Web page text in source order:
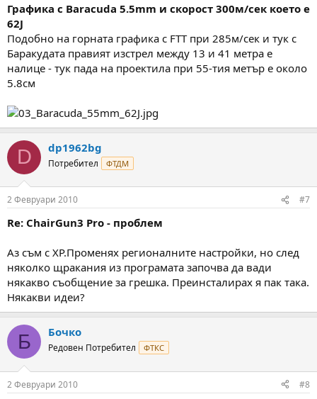
Графика с Baracuda 5.5mm и скорост 300м/сек което е
62J
Подобно на горната графика с FTT при 285м/сек и тук с
Баракудата правият изстрел между 13 и 41 метра е
налице - тук пада на проектила при 55-тия метър е около
5.8см
D dp1962bg
Потребител ФТДМ
2 Февруари 2010 #7
Re: ChairGun3 Pro - проблем
Аз съм с XP.Променях регионалните настройки, но след
няколко щракания из програмата започва да вади
някакво съобщение за грешка. Преинсталирах я пак така.
Някакви идеи?
Б Бочко
Редовен Потребител ФТКС
2 Февруари 2010 #8